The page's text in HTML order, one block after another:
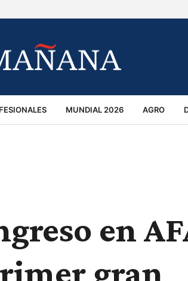
MUNDIAL 2026 AGRO
en
gran